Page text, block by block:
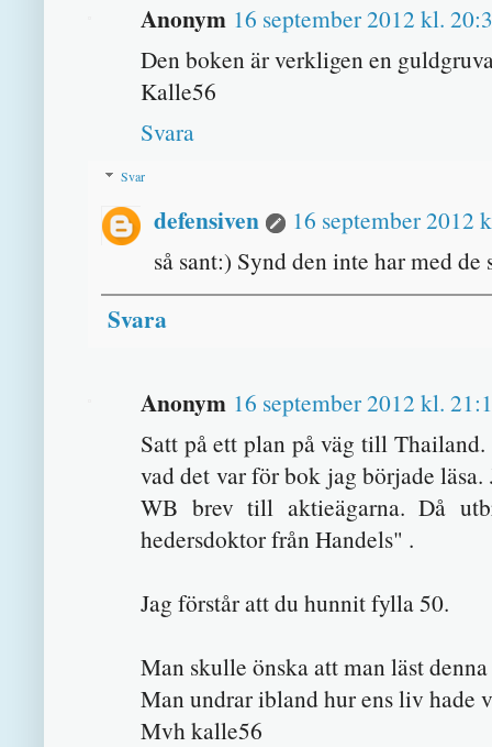
Anonym 16 september 2012 kl.
Den boken är verkligen en
Kalle56
Svara
Svar
defensiven
16 september 2012
så sant:) Synd den inte har med de
Svara
Anonym 16 september 2012 kl.
Satt på ett plan på väg till
vad det var för bok jag började
WB brev till aktieägarna. Då
hedersdoktor från Handels" .
Jag förstår att du hunnit fylla 50.
Man skulle önska att man läst
Man undrar ibland hur ens liv hade
Mvh kalle56